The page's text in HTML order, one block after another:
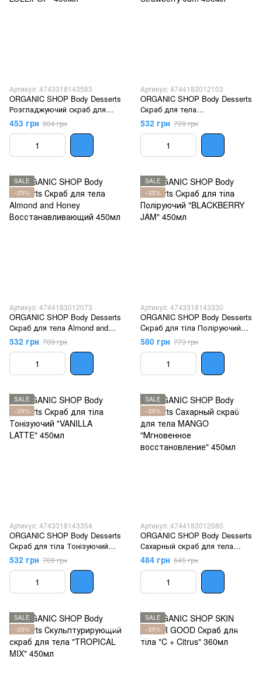
Артикул: 4743318143583
ORGANIC SHOP Body Desserts
Розгладжуючий скраб для
тіла "SWEET LOLLIPOP"
450мл
453 грн 604 грн
Артикул: 4744183012103
ORGANIC SHOP Body Desserts
Скраб для тела
глубокоочищающий Strawberry
Jam 450мл
532 грн 709 грн
SALE
−25%
Артикул: 4744183012073
ORGANIC SHOP Body Desserts
Скраб для тела Almond and
Honey Восстанавливающий
450мл
532 грн 709 грн
SALE
−25%
Артикул: 4743318143330
ORGANIC SHOP Body Desserts
Cкраб для тіла Поліруючий
"BLACKBERRY JAM" 450мл
580 грн 773 грн
SALE
−25%
Артикул: 4743318143354
ORGANIC SHOP Body Desserts
Cкраб для тіла Тонізуючий
"VANILLA LATTE" 450мл
532 грн 709 грн
SALE
−25%
Артикул: 4744183012080
ORGANIC SHOP Body Desserts
Сахарный скраб для тела
MANGO "Мгновенное
восстановление" 450мл
484 грн 645 грн
SALE
−25%
SALE
−25%